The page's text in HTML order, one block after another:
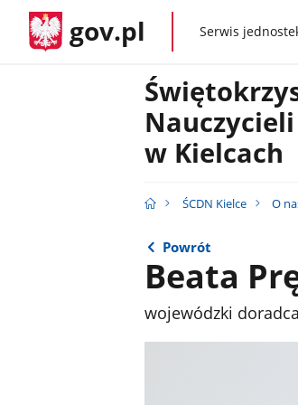
gov.pl gov.plSerwis
Nauczycieli
w Kielcach
ŚCDN Kielce O
Powrót
Beata
wojewódzki